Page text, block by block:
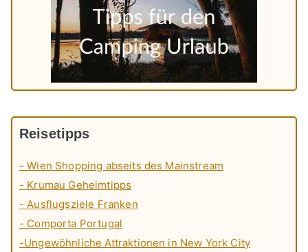
Reisetipps
- Wien Shopping abseits des Mainstream
- Krumau Geheimtipps
- Ausflugsziele Franken
- Comporta Portugal
-Ungewöhnliche Attraktionen in New York City